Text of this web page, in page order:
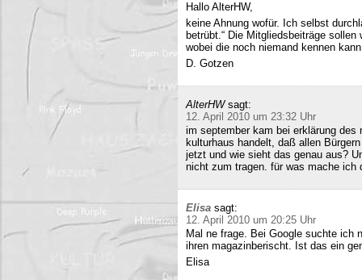
Hallo AlterHW,
keine Ahnung wofür. Ich selbst
betrübt.“ Die Mitgliedsbeiträge
wobei die noch niemand kennen
D. Gotzen
AlterHW sagt:
12. April 2010 um 23:32 Uhr
im september kam bei erklärung
kulturhaus handelt, daß allen
jetzt und wie sieht das genau aus?
nicht zum tragen. für was mache ich
Elisa sagt:
12. April 2010 um 20:25 Uhr
Mal ne frage. Bei Google suchte ich
ihren magazinberischt. Ist das ein
Elisa